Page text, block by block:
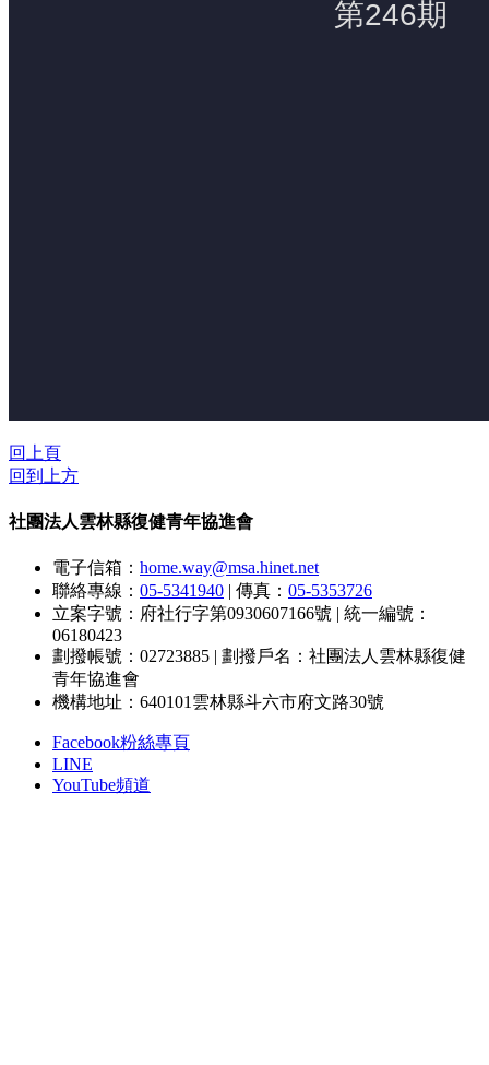
回上頁
回到上方
社團法人雲林縣復健青年協進會
電子信箱： home.way@msa.hinet.net
聯絡專線： 05-5341940 | 傳真： 05-5353726
立案字號：府社行字第0930607166號 | 統一編號：
06180423
劃撥帳號：02723885 | 劃撥戶名：社團法人雲林縣復健
青年協進會
機構地址：640101雲林縣斗六市府文路30號
Facebook粉絲專頁
LINE
YouTube頻道